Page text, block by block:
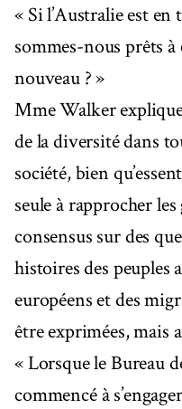
« Si l’Australie est
sommes-nous prêts
nouveau ? »
Mme Walker
de la diversité dans
société, bien
seule à rapprocher
consensus sur des
histoires des peuples
européens et des
être exprimées, mais
« Lorsque le Bureau
commencé à